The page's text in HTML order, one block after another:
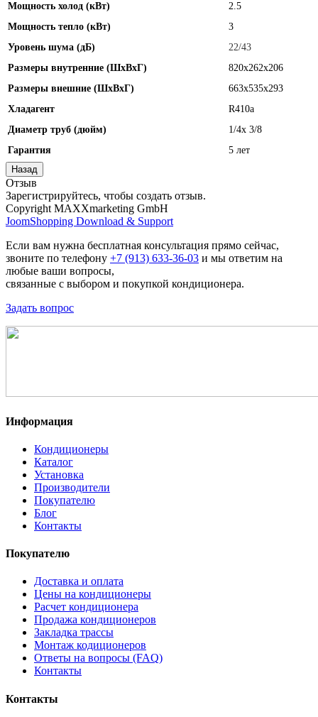
Мощность холод (кВт)
2.5
Мощность тепло (кВт)
3
Уровень шума (дБ)
22/43
Размеры внутренние (ШхВхГ)
820x262x206
Размеры внешние (ШхВхГ)
663x535x293
Хладагент
R410а
Диаметр труб (дюйм)
1/4x 3/8
Гарантия
5 лет
Отзыв
Зарегистрируйтесь, чтобы создать отзыв.
Copyright MAXXmarketing GmbH
JoomShopping Download & Support
Если вам нужна бесплатная консультация прямо сейчас,
звоните по телефону +7 (913) 633-36-03 и мы ответим на
любые ваши вопросы,
связанные с выбором и покупкой кондиционера.
Задать вопрос
Информация
Кондиционеры
Каталог
Установка
Производители
Покупателю
Блог
Контакты
Покупателю
Доставка и оплата
Цены на кондиционеры
Расчет кондиционера
Продажа кондиционеров
Закладка трассы
Монтаж кодиционеров
Ответы на вопросы (FAQ)
Контакты
Контакты